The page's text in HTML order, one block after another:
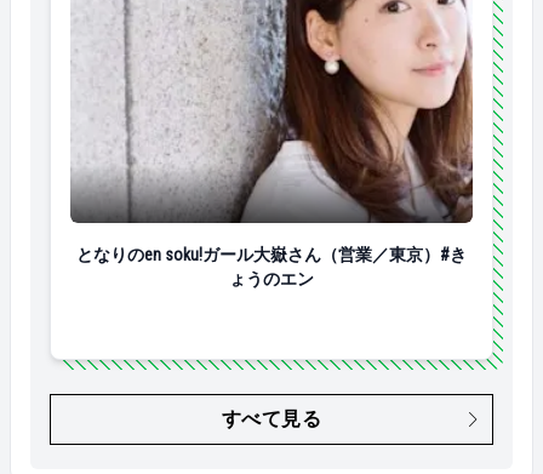
となりのen soku!ガール大嶽さん（営業／東京）#きょ
となりのen soku!ガール大嶽さん（営業／東京）#き
ょうのエン
すべて見る